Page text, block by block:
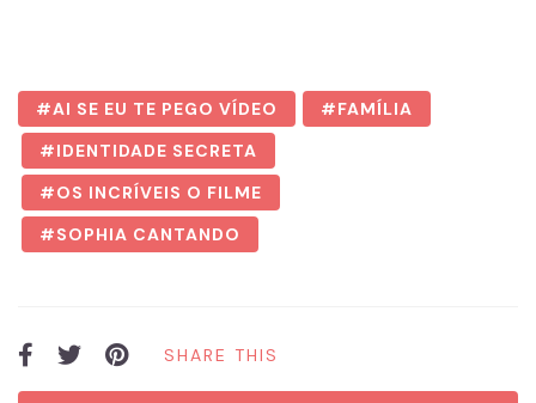
AI SE EU TE PEGO VÍDEO
FAMÍLIA
IDENTIDADE SECRETA
OS INCRÍVEIS O FILME
SOPHIA CANTANDO
SHARE THIS